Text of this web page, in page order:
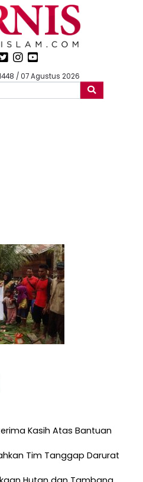
/ 07 Agustus 2026
Kasih Atas Bantuan
Tim Tanggap Darurat